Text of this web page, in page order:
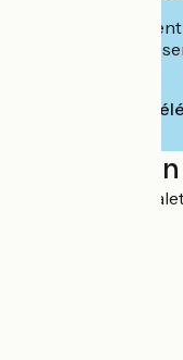
Cet
leur site pour
Localisation
918, chemin des